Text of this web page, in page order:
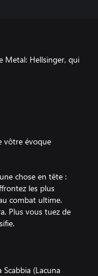
Metal: Hellsinger, qui
vôtre évoque
chose en tête :
les plus
combat ultime.
Plus vous tuez de
(Lacuna